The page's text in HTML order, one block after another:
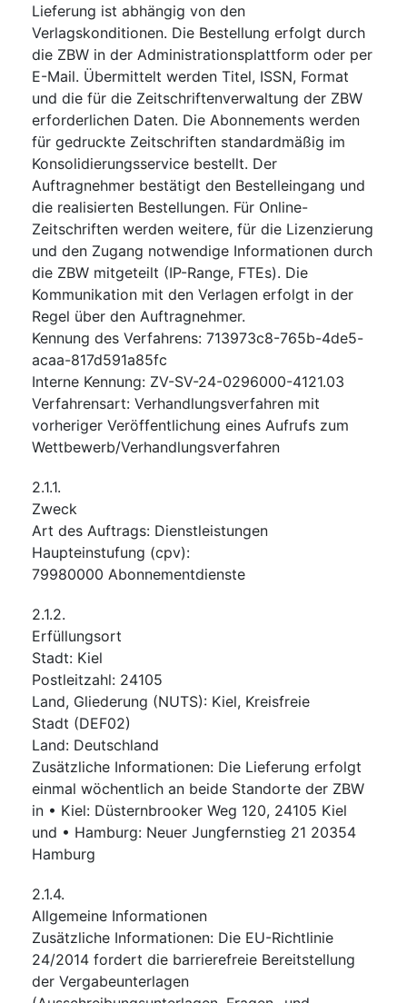
Lieferung ist abhängig von den
Verlagskonditionen. Die Bestellung erfolgt durch
die ZBW in der Administrationsplattform oder per
E-Mail. Übermittelt werden Titel, ISSN, Format
und die für die Zeitschriftenverwaltung der ZBW
erforderlichen Daten. Die Abonnements werden
für gedruckte Zeitschriften standardmäßig im
Konsolidierungsservice bestellt. Der
Auftragnehmer bestätigt den Bestelleingang und
die realisierten Bestellungen. Für Online-
Zeitschriften werden weitere, für die Lizenzierung
und den Zugang notwendige Informationen durch
die ZBW mitgeteilt (IP-Range, FTEs). Die
Kommunikation mit den Verlagen erfolgt in der
Regel über den Auftragnehmer.
Kennung des Verfahrens: 713973c8-765b-4de5-
acaa-817d591a85fc
Interne Kennung: ZV-SV-24-0296000-4121.03
Verfahrensart: Verhandlungsverfahren mit
vorheriger Veröffentlichung eines Aufrufs zum
Wettbewerb/Verhandlungsverfahren
2.1.1.
Zweck
Art des Auftrags: Dienstleistungen
Haupteinstufung (cpv):
79980000 Abonnementdienste
2.1.2.
Erfüllungsort
Stadt: Kiel
Postleitzahl: 24105
Land, Gliederung (NUTS): Kiel, Kreisfreie
Stadt (DEF02)
Land: Deutschland
Zusätzliche Informationen: Die Lieferung erfolgt
einmal wöchentlich an beide Standorte der ZBW
in • Kiel: Düsternbrooker Weg 120, 24105 Kiel
und • Hamburg: Neuer Jungfernstieg 21 20354
Hamburg
2.1.4.
Allgemeine Informationen
Zusätzliche Informationen: Die EU-Richtlinie
24/2014 fordert die barrierefreie Bereitstellung
der Vergabeunterlagen